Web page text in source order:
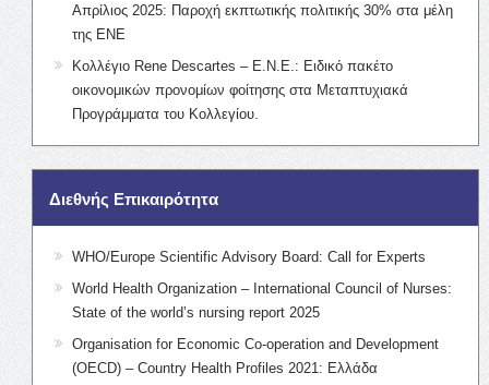
Απρίλιος 2025: Παροχή εκπτωτικής πολιτικής 30% στα μέλη
της ΕΝΕ
Κολλέγιο Rene Descartes – Ε.Ν.Ε.: Ειδικό πακέτο
οικονομικών προνομίων φοίτησης στα Μεταπτυχιακά
Προγράμματα του Κολλεγίου.
Διεθνής Επικαιρότητα
WHO/Europe Scientific Advisory Board: Call for Experts
World Health Organization – International Council of Nurses:
State of the world’s nursing report 2025
Organisation for Economic Co-operation and Development
(OECD) – Country Health Profiles 2021: Ελλάδα